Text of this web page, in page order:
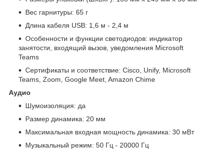
Вес гарнитуры: 65 г
Длина кабеля USB: 1,6 м - 2,4 м
Особенности и функции светодиодов: индикатор
занятости, входящий вызов, уведомления Microsoft
Teams
Сертификаты и соответствие: Cisco, Unify, Microsoft
Teams, Zoom, Google Meet, Amazon Chime
Аудио
Шумоизоляция: да
Размер динамика: 20 мм
Максимальная входная мощность динамика: 30 мВт
Музыкальный режим: 50 Гц - 20000 Гц